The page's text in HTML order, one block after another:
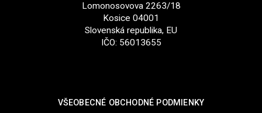
Lomonosovova 2263/18
Kosice 04001
Slovenská republika, EU
IČO: 56013655
VŠEOBECNÉ OBCHODNÉ PODMIENKY